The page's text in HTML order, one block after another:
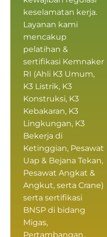
keselamatan kerja.
Layanan kami
mencakup
pelatihan &
sertifikasi Kemnaker
RI (Ahli K3 Umum,
K3 Listrik, K3
Konstruksi, K3
Kebakaran, K3
Lingkungan, K3
Bekerja di
Ketinggian, Pesawat
Uap & Bejana Tekan,
Pesawat Angkat &
Angkut, serta Crane)
serta sertifikasi
BNSPdi bidang
Migas,
Pertambangan,